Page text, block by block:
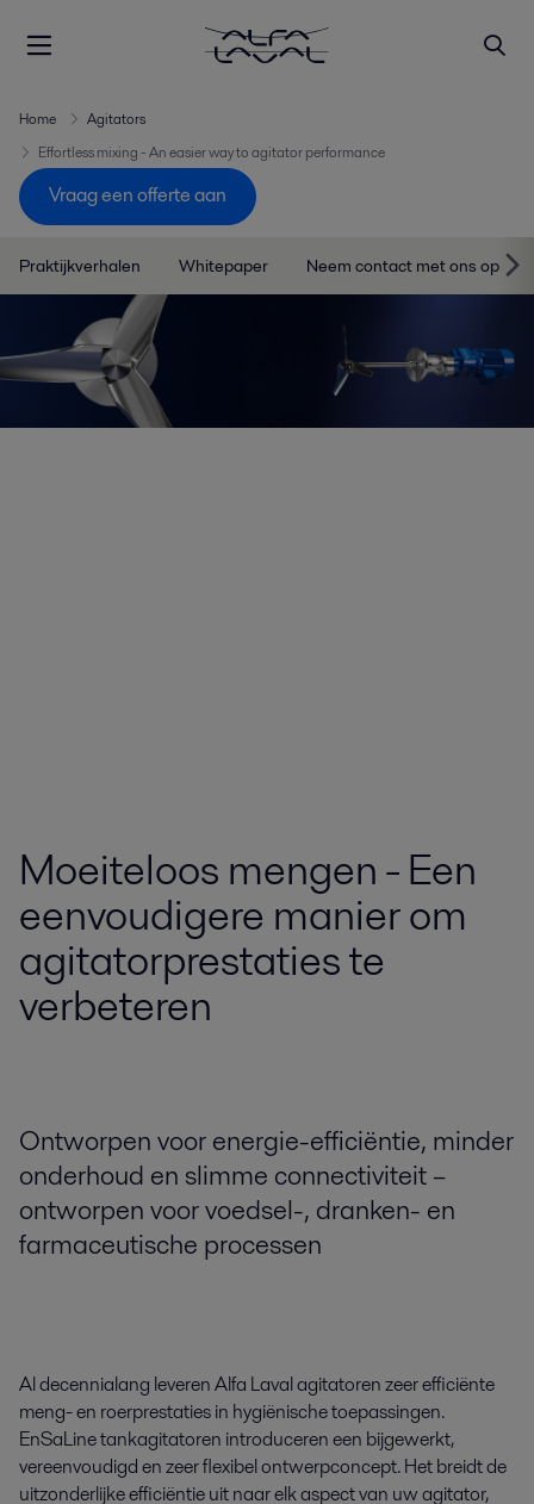
Home
Agitators
Effortless mixing - An easier way to agitator performance
Vraag een offerte aan
Praktijkverhalen Whitepaper Neem contact met ons op
Moeiteloos mengen - Een
eenvoudigere manier om
agitatorprestaties te
verbeteren
Ontworpen voor energie-efficiëntie, minder
onderhoud en slimme connectiviteit –
ontworpen voor voedsel-, dranken- en
farmaceutische processen
Al decennialang leveren Alfa Laval agitatoren zeer efficiënte
meng- en roerprestaties in hygiënische toepassingen.
EnSaLine tankagitatoren introduceren een bijgewerkt,
vereenvoudigd en zeer flexibel ontwerpconcept. Het breidt de
uitzonderlijke efficiëntie uit naar elk aspect van uw agitator,